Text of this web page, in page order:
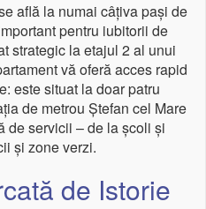
află la numai câțiva pași de
pentru iubitorii de
strategic la etajul 2 al unui
vă oferă acces rapid
este situat la doar patru
de metrou Ștefan cel Mare
de servicii – de la școli și
și zone verzi.
de Istorie